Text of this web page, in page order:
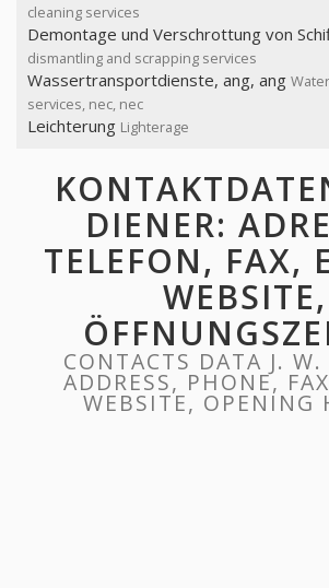
cleaning services
Demontage und Verschrottung von
dismantling and scrapping services
Wassertransportdienste, ang, ang
services, nec, nec
Leichterung Lighterage
DIENER:
TELEFON, FAX,
WEBSITE,
CONTACTS DATA J. W.
ADDRESS, PHONE,
WEBSITE, OPENING